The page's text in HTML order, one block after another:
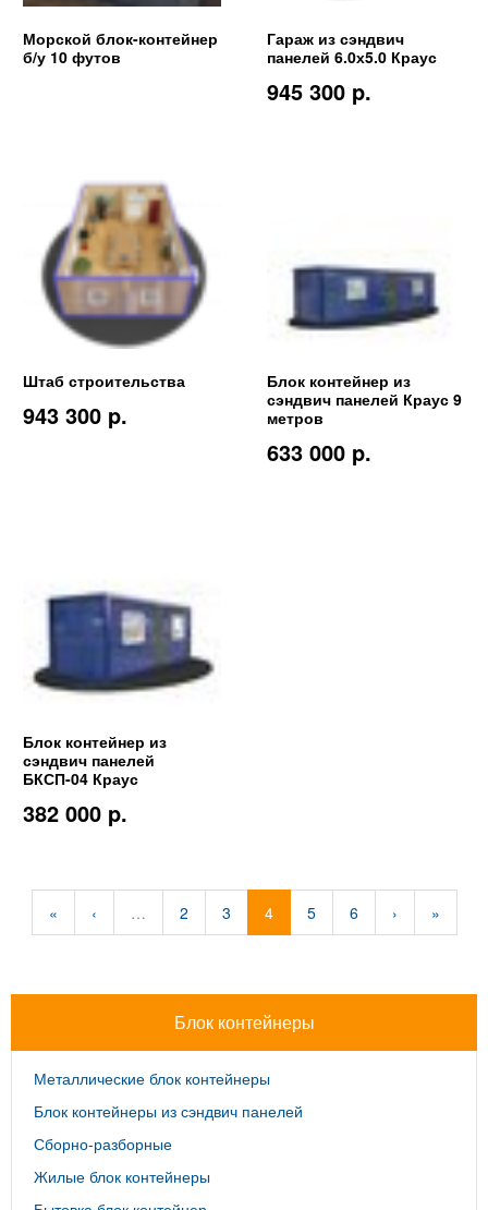
Морской блок-контейнер
б/у 10 футов
Гараж из сэндвич
панелей 6.0х5.0 Краус
945 300 p.
Штаб строительства
943 300 p.
Блок контейнер из
сэндвич панелей Краус 9
метров
633 000 p.
Блок контейнер из
сэндвич панелей
БКСП-04 Краус
382 000 p.
« ‹ … 2 3 4 5 6 › »
Блок контейнеры
Металлические блок контейнеры
Блок контейнеры из сэндвич панелей
Сборно-разборные
Жилые блок контейнеры